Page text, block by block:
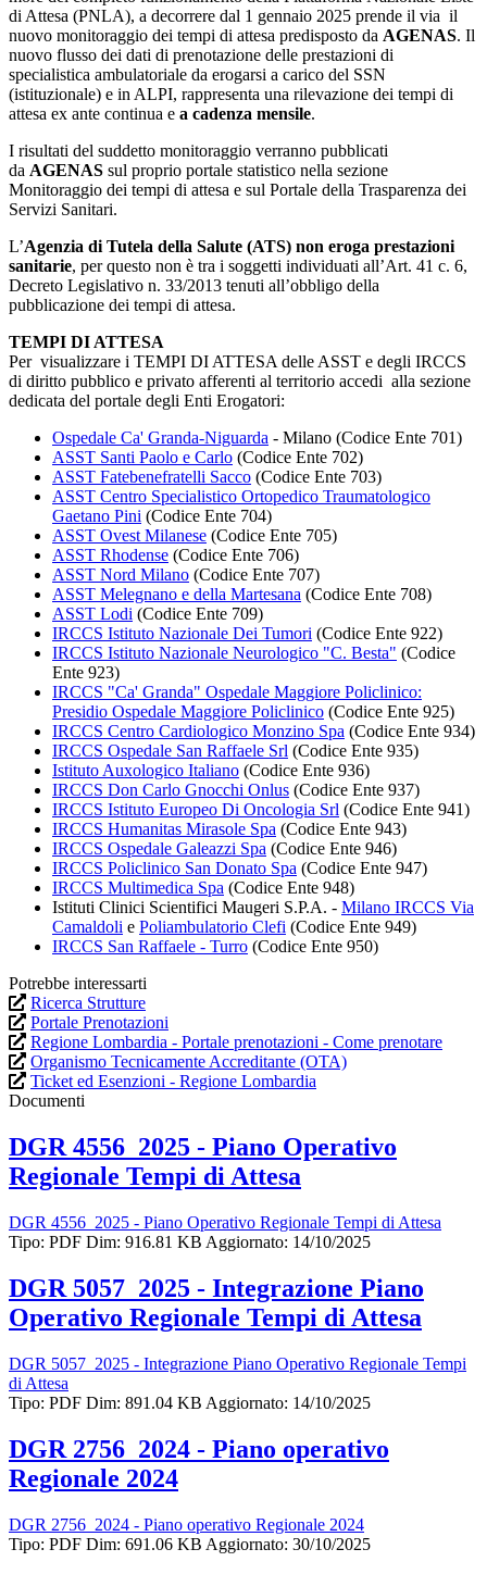
di Attesa (PNLA), a decorrere dal 1 gennaio 2025 prende il via il
nuovo monitoraggio dei tempi di attesa predisposto da AGENAS. Il
nuovo flusso dei dati di prenotazione delle prestazioni di
specialistica ambulatoriale da erogarsi a carico del SSN
(istituzionale) e in ALPI, rappresenta una rilevazione dei tempi di
attesa ex ante continua e a cadenza mensile.
I risultati del suddetto monitoraggio verranno pubblicati
da AGENAS sul proprio portale statistico nella sezione
Monitoraggio dei tempi di attesa e sul Portale della Trasparenza dei
Servizi Sanitari.
L’Agenzia di Tutela della Salute (ATS) non eroga prestazioni
sanitarie, per questo non è tra i soggetti individuati all’Art. 41 c. 6,
Decreto Legislativo n. 33/2013 tenuti all’obbligo della
pubblicazione dei tempi di attesa.
TEMPI DI ATTESA
Per visualizzare i TEMPI DI ATTESA delle ASST e degli IRCCS
di diritto pubblico e privato afferenti al territorio accedi alla sezione
dedicata del portale degli Enti Erogatori:
Ospedale Ca' Granda-Niguarda - Milano (Codice Ente 701)
ASST Santi Paolo e Carlo (Codice Ente 702)
ASST Fatebenefratelli Sacco (Codice Ente 703)
ASST Centro Specialistico Ortopedico Traumatologico
Gaetano Pini (Codice Ente 704)
ASST Ovest Milanese (Codice Ente 705)
ASST Rhodense (Codice Ente 706)
ASST Nord Milano (Codice Ente 707)
ASST Melegnano e della Martesana (Codice Ente 708)
ASST Lodi (Codice Ente 709)
IRCCS Istituto Nazionale Dei Tumori (Codice Ente 922)
IRCCS Istituto Nazionale Neurologico "C. Besta" (Codice
Ente 923)
IRCCS "Ca' Granda" Ospedale Maggiore Policlinico:
Presidio Ospedale Maggiore Policlinico (Codice Ente 925)
IRCCS Centro Cardiologico Monzino Spa (Codice Ente 934)
IRCCS Ospedale San Raffaele Srl (Codice Ente 935)
Istituto Auxologico Italiano (Codice Ente 936)
IRCCS Don Carlo Gnocchi Onlus (Codice Ente 937)
IRCCS Istituto Europeo Di Oncologia Srl (Codice Ente 941)
IRCCS Humanitas Mirasole Spa (Codice Ente 943)
IRCCS Ospedale Galeazzi Spa (Codice Ente 946)
IRCCS Policlinico San Donato Spa (Codice Ente 947)
IRCCS Multimedica Spa (Codice Ente 948)
Istituti Clinici Scientifici Maugeri S.P.A. - Milano IRCCS Via
Camaldoli e Poliambulatorio Clefi (Codice Ente 949)
IRCCS San Raffaele - Turro (Codice Ente 950)
Potrebbe interessarti
Ricerca Strutture
Portale Prenotazioni
Regione Lombardia - Portale prenotazioni - Come prenotare
Organismo Tecnicamente Accreditante (OTA)
Ticket ed Esenzioni - Regione Lombardia
Documenti
DGR 4556_2025 - Piano Operativo
Regionale Tempi di Attesa
DGR 4556_2025 - Piano Operativo Regionale Tempi di Attesa
Tipo: PDF Dim: 916.81 KB Aggiornato: 14/10/2025
DGR 5057_2025 - Integrazione Piano
Operativo Regionale Tempi di Attesa
DGR 5057_2025 - Integrazione Piano Operativo Regionale Tempi
di Attesa
Tipo: PDF Dim: 891.04 KB Aggiornato: 14/10/2025
DGR 2756_2024 - Piano operativo
Regionale 2024
DGR 2756_2024 - Piano operativo Regionale 2024
Tipo: PDF Dim: 691.06 KB Aggiornato: 30/10/2025